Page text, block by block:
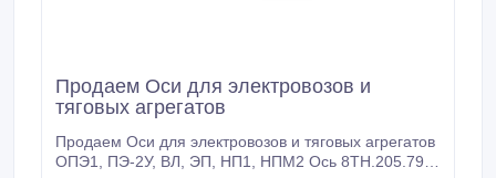
Продаем Оси для электровозов и
тяговых агрегатов
Продаем Оси для электровозов и тяговых агрегатов
ОПЭ1, ПЭ-2У, ВЛ, ЭП, НП1, НПМ2 Ось 8ТН.205.792